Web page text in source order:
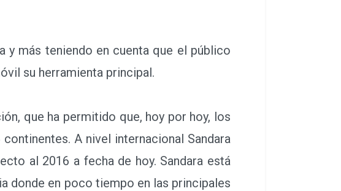
más teniendo en cuenta que el público
su herramienta principal.
que ha permitido que, hoy por hoy, los
A nivel internacional Sandara
al 2016 a fecha de hoy. Sandara está
donde en poco tiempo en las principales